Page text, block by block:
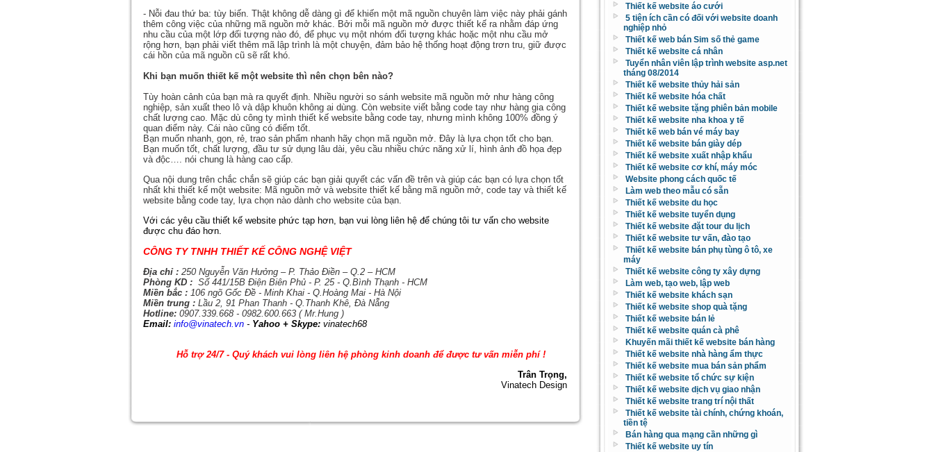
- Nỗi đau thứ ba: tùy biến. Thật không dễ dàng gì để khiến một mã nguồn chuyên làm việc này phải gánh
thêm công việc của những mã nguồn mở khác. Bởi mỗi mã nguồn mở được thiết kế ra nhằm đáp ứng
nhu cầu của một lớp đối tượng nào đó, để phục vụ một nhóm đối tượng khác hoặc một nhu cầu mở
rộng hơn, bạn phải viết thêm mã lập trình là một chuyện, đảm bảo hệ thống hoạt động trơn tru, giữ được
cái hồn của mã nguồn cũ sẽ rất khó.
Khi bạn muốn thiết kế một website thì nên chọn bên nào?
Tùy hoàn cảnh của bạn mà ra quyết định. Nhiều người so sánh website mã nguồn mở như hàng công
nghiệp, sản xuất theo lô và dập khuôn không ai dùng. Còn website viết bằng code tay như hàng gia công
chất lượng cao. Mặc dù công ty mình thiết kế website bằng code tay, nhưng mình không 100% đồng ý
quan điểm này. Cái nào cũng có điểm tốt.
Bạn muốn nhanh, gọn, rẻ, trao sản phẩm nhanh hãy chọn mã nguồn mở. Đây là lựa chọn tốt cho bạn.
Bạn muốn tốt, chất lượng, đầu tư sử dụng lâu dài, yêu cầu nhiều chức năng xử lí, hình ảnh đồ họa đẹp
và độc…. nói chung là hàng cao cấp.
Qua nội dung trên chắc chắn sẽ giúp các bạn giải quyết các vấn đề trên và giúp các bạn có lựa chọn tốt
nhất khi thiết kế một website: Mã nguồn mở và website thiết kế bằng mã nguồn mở, code tay và thiết kế
website bằng code tay, lựa chọn nào dành cho website của bạn.
Với các yêu cầu thiết kế website phức tạp hơn, bạn vui lòng liên hệ để chúng tôi tư vấn cho website
được chu đáo hơn.
CÔNG TY TNHH THIẾT KẾ CÔNG NGHỆ VIỆT
Địa chỉ : 250 Nguyễn Văn Hưởng – P. Thảo Điền – Q.2 – HCM
Phòng KD : Số 441/15B Điện Biên Phủ - P. 25 - Q.Bình Thạnh - HCM
Miền bắc : 106 ngõ Gốc Đề - Minh Khai - Q.Hoàng Mai - Hà Nội
Miền trung : Lầu 2, 91 Phan Thanh - Q.Thanh Khê, Đà Nẵng
Hotline: 0907.339.668 - 0982.600.663 ( Mr.Hung )
Email: info@vinatech.vn - Yahoo + Skype: vinatech68
Hỗ trợ 24/7 - Quý khách vui lòng liên hệ phòng kinh doanh để được tư vấn miễn phí !
Trân Trọng,
Vinatech Design
Thiết kế website áo cưới
5 tiện ích cần có đối với website doanh
nghiệp nhỏ
Thiết kế web bán Sim số thẻ game
Thiết kế website cá nhân
Tuyển nhân viên lập trình website asp.net
tháng 08/2014
Thiết kế website thủy hải sản
Thiết kế website hóa chất
Thiết kế website tặng phiên bản mobile
Thiết kế website nha khoa y tế
Thiết kế web bán vé máy bay
Thiết kế website bán giày dép
Thiết kế website xuất nhập khẩu
Thiết kế website cơ khí, máy móc
Website phong cách quốc tế
Làm web theo mẫu có sẵn
Thiết kế website du học
Thiết kế website tuyển dụng
Thiết kế website đặt tour du lịch
Thiết kế website tư vấn, đào tạo
Thiết kế website bán phụ tùng ô tô, xe
máy
Thiết kế website công ty xây dựng
Làm web, tạo web, lập web
Thiết kế website khách sạn
Thiết kế website shop quà tặng
Thiết kế website bán lẻ
Thiết kế website quán cà phê
Khuyến mãi thiết kế website bán hàng
Thiết kế website nhà hàng ẩm thực
Thiết kế website mua bán sản phẩm
Thiết kế website tổ chức sự kiện
Thiết kế website dịch vụ giao nhận
Thiết kế website trang trí nội thất
Thiết kế website tài chính, chứng khoán,
tiền tệ
Bán hàng qua mạng cần những gì
Thiết kế website uy tín